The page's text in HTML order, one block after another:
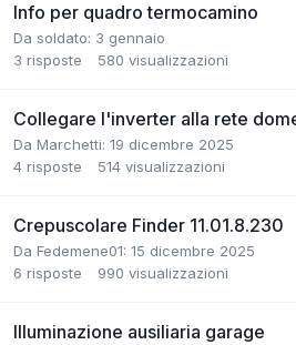
Info per quadro termocamino
Da soldato: 3 gennaio
3 risposte 580 visualizzazioni
Collegare l'inverter alla rete
Da Marchetti: 19 dicembre 2025
4 risposte 514 visualizzazioni
Crepuscolare Finder 11.01.8.230
Da Fedemene01: 15 dicembre 2025
6 risposte 990 visualizzazioni
Illuminazione ausiliaria garage